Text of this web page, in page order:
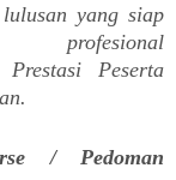
yang siap
profesional
Prestasi Peserta
/ Pedoman